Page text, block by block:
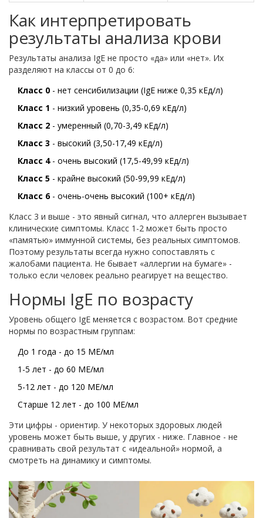
Как интерпретировать
результаты анализа крови
Результаты анализа IgE не просто «да» или «нет». Их
разделяют на классы от 0 до 6:
Класс 0 - нет сенсибилизации (IgE ниже 0,35 кЕд/л)
Класс 1 - низкий уровень (0,35-0,69 кЕд/л)
Класс 2 - умеренный (0,70-3,49 кЕд/л)
Класс 3 - высокий (3,50-17,49 кЕд/л)
Класс 4- очень высокий (17,5-49,99 кЕд/л)
Класс 5 - крайне высокий (50-99,99 кЕд/л)
Класс 6- очень-очень высокий (100+ кЕд/л)
Класс 3 и выше - это явный сигнал, что аллерген вызывает
клинические симптомы. Класс 1-2 может быть просто
«памятью» иммунной системы, без реальных симптомов.
Поэтому результаты всегда нужно сопоставлять с
жалобами пациента. Не бывает «аллергии на бумаге» -
только если человек реально реагирует на вещество.
Нормы IgE по возрасту
Уровень общего IgE меняется с возрастом. Вот средние
нормы по возрастным группам:
До 1 года - до 15 МЕ/мл
1-5 лет - до 60 МЕ/мл
5-12 лет - до 120 МЕ/мл
Старше 12 лет - до 100 МЕ/мл
Эти цифры - ориентир. У некоторых здоровых людей
уровень может быть выше, у других - ниже. Главное - не
сравнивать свой результат с «идеальной» нормой, а
смотреть на динамику и симптомы.